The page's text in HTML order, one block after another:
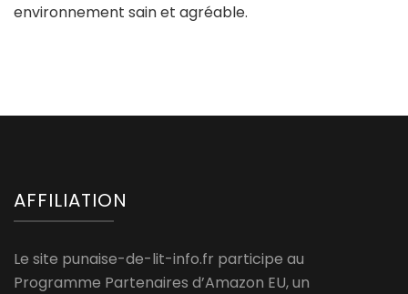
environnement sain et agréable.
AFFILIATION
Le site punaise-de-lit-info.fr participe au
Programme Partenaires d’Amazon EU, un